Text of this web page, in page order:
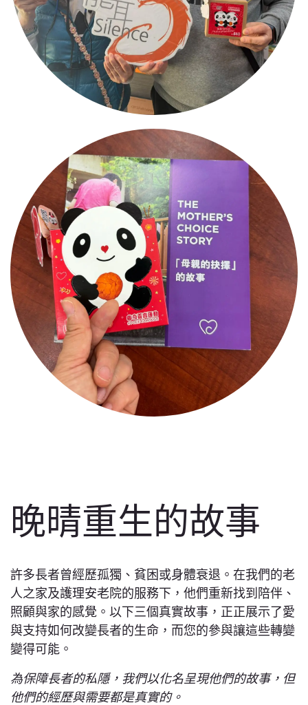
晚晴重生的故事
許多長者曾經歷孤獨、貧困或身體衰退。在我們的老
人之家及護理安老院的服務下，他們重新找到陪伴、
照顧與家的感覺。以下三個真實故事，正正展示了愛
與支持如何改變長者的生命，而您的參與讓這些轉變
變得可能。
為保障長者的私隱，我們以化名呈現他們的故事，但
他們的經歷與需要都是真實的。